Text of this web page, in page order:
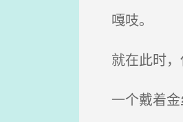
嘎吱。
就在此时，
一个戴着金